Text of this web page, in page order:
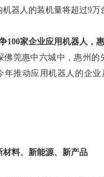
器人的装机量将超过9万
家企业应用机器人，惠
惠中六城中，惠州的先
年推动应用机器人的企
料、新能源、新产品